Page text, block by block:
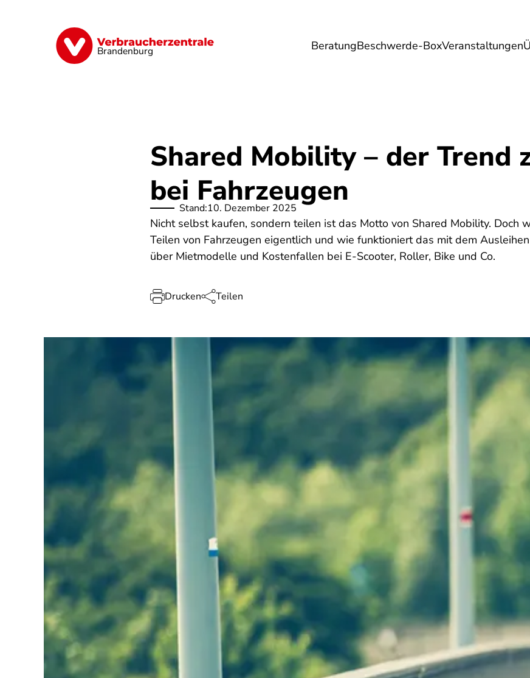
Brandenburg BeratungBeschwerde-BoxVeranstaltungen
Finanzen Digitales Lebensmittel Umwelt Gesundheit Energie
Shared Mobility – der Trend
bei Fahrzeugen
Stand:10. Dezember 2025
Nicht selbst kaufen, sondern teilen ist das Motto von Shared Mobility. Doch
Teilen von Fahrzeugen eigentlich und wie funktioniert das mit dem
über Mietmodelle und Kostenfallen bei E-Scooter, Roller, Bike und Co.
Drucken Teilen